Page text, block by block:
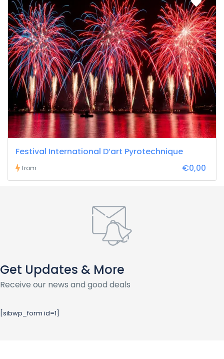
Festival International D’art Pyrotechnique
from €0,00
Get Updates & More
Receive our news and good deals
[sibwp_form id=1]